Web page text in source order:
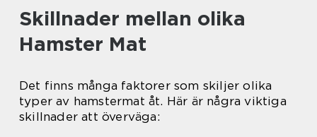
Skillnader mellan olika
Hamster Mat
Det finns många faktorer som skiljer olika
typer av hamstermat åt. Här är några viktiga
skillnader att överväga: